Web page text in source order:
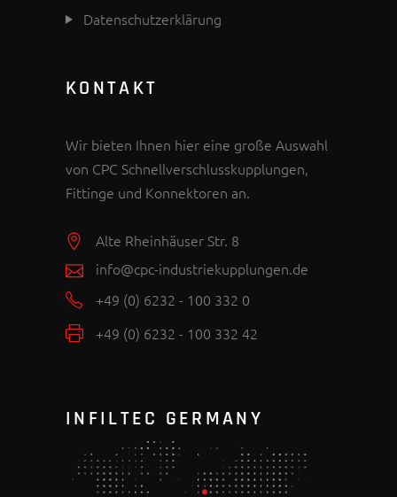
Datenschutzerklärung
KONTAKT
Wir bieten Ihnen hier eine große Auswahl
von CPC Schnellverschlusskupplungen,
Fittinge und Konnektoren an.
Alte Rheinhäuser Str. 8
info@cpc-industriekupplungen.de
+49 (0) 6232 - 100 332 0
+49 (0) 6232 - 100 332 42
INFILTEC GERMANY